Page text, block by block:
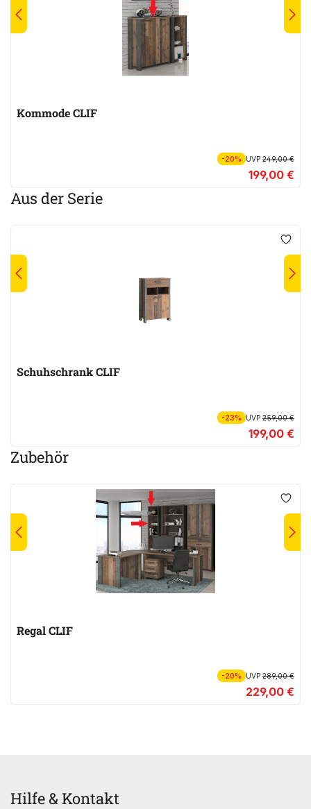
Kommode CLIF
-20% UVP249,00 €
199,00 €
Aus der Serie
Schuhschrank CLIF
-23% UVP259,00 €
199,00 €
Zubehör
Regal CLIF
-20% UVP289,00 €
229,00 €
Hilfe & Kontakt